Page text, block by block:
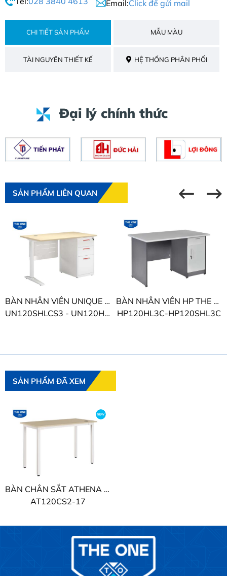
Email:Click để gửi mail
CHI TIẾT SẢN PHẨM MẪU MÀU
TÀI NGUYÊN THIẾT KẾ HỆ THỐNG PHÂN PHỐI
Đại lý chính thức
SẢN PHẨM LIÊN QUAN
BÀN NHÂN VIÊN UNIQUE THE ONE
UN120SHLCS3 - UN120HLCS3
BÀN NHÂN VIÊN HP THE ONE
HP120HL3C-HP120SHL3C
SẢN PHẨM ĐÃ XEM
BÀN CHÂN SẮT ATHENA THE ONE
AT120CS2-17